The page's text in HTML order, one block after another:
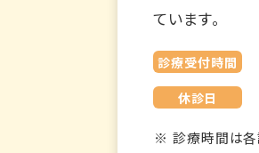
ています。
診療受付時間
休診日
診療時間は各